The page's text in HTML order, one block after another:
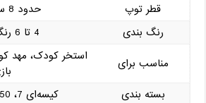
قطر توپ
حدود 8 سانتی‌ متر
رنگ‌ بندی
4 تا 6 رنگ ترکیبی
مناسب برای
استخر کودک، مهد
بسته‌ بندی
کیسه‌ای 7، 50 و 100 عددی